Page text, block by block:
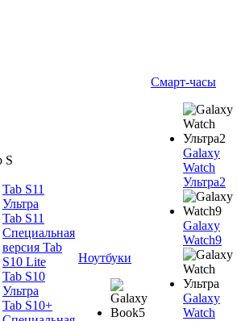
Tab S11
Ультра
Tab S11
Специальная
версия Tab
S10 Lite
Tab S10
Ультра
Tab S10+
Ноутбуки
Смарт-часы
Galaxy
Watch
Ультра2
Galaxy
Watch9
Galaxy
Watch